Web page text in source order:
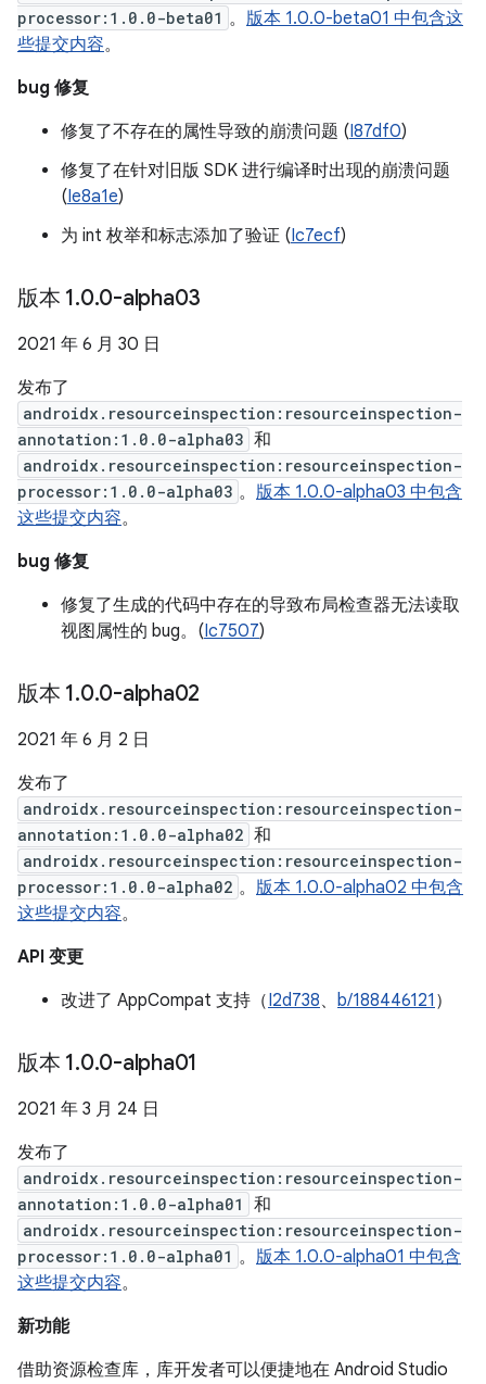
processor:1.0.0-beta01 。 版本 1.0.0-beta01 中包含这
些提交内容。
bug 修复
修复了不存在的属性导致的崩溃问题 (I87df0)
修复了在针对旧版 SDK 进行编译时出现的崩溃问题
(Ie8a1e)
为 int 枚举和标志添加了验证 (Ic7ecf)
版本 1.0.0-alpha03
2021 年 6 月 30 日
发布了
androidx.resourceinspection:resourceinspection-
annotation:1.0.0-alpha03 和
androidx.resourceinspection:resourceinspection-
processor:1.0.0-alpha03 。 版本 1.0.0-alpha03 中包含
这些提交内容。
bug 修复
修复了生成的代码中存在的导致布局检查器无法读取
视图属性的 bug。(Ic7507)
版本 1.0.0-alpha02
2021 年 6 月 2 日
发布了
androidx.resourceinspection:resourceinspection-
annotation:1.0.0-alpha02 和
androidx.resourceinspection:resourceinspection-
processor:1.0.0-alpha02 。 版本 1.0.0-alpha02 中包含
这些提交内容。
API 变更
改进了 AppCompat 支持（I2d738、 b/188446121 ）
版本 1.0.0-alpha01
2021 年 3 月 24 日
发布了
androidx.resourceinspection:resourceinspection-
annotation:1.0.0-alpha01
和
androidx.resourceinspection:resourceinspection-
processor:1.0.0-alpha01 。 版本 1.0.0-alpha01 中包含
这些提交内容。
新功能
借助资源检查库，库开发者可以便捷地在 Android Studio